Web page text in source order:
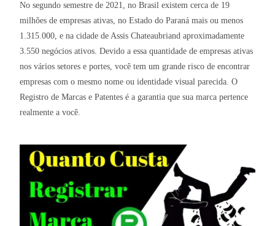
No segundo semestre de 2021, no Brasil existem cerca de 19
milhões de empresas ativas, no Estado do Paraná mais ou menos
1.315.000, e na cidade de Assis Chateaubriand aproximadamente
3.550 negócios ativos. Devido a essa quantidade de empresas ativas
nos vários setores e portes, você tem um grande risco de encontrar
empresas com o mesmo nome ou identidade visual parecida. O
Registro de Marcas e Patentes é a garantia que sua marca pertence
realmente a você.